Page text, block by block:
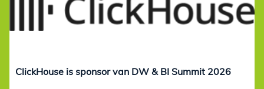
ClickHouse is sponsor van DW & BI Summit 2026